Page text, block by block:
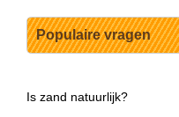
Populaire vragen
Is zand natuurlijk?